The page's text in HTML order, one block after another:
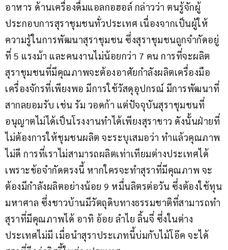
อาหาร ด้านเครื่องดื่มแอลกอฮอล์ กล่าวว่า ตนรู้จักผู้
ประกอบการสุราชุมชนทั่วประเทศ เนื่องจากเป็นผู้ให้
ความรู้ในการพัฒนาสุราชุมชน ซึ่งสุราชุมชนถูกจำกัดอยู่
ที่ 5 แรงม้า และคนงานไม่น้อยกว่า 7 คน การที่จะผลิต
สุราชุมชนที่มีคุณภาพจะต้องอาศัยกำลังผลิตเครื่องมือ
เครื่องจักรที่เพียงพอ มีการใช้วัสดุอุปกรณ์ มีการพัฒนาที่
สากลยอมรับ เช่น รัม วอดก้า แต่ปัจจุบันสุราชุมชนที่
อนุญาตไม่ได้เป็นโรงงานทำได้เพียงสุราขาว ดังนั้นฝ่ายที่
ไม่ต้องการให้ชุมชนผลิต จะระบุเสมอว่า ทำแล้วคุณภาพ
ไม่ดี การที่เราไม่สามารถผลิตเท่าเทียมต่างประเทศได้
เพราะข้อจำกัดตรงนี้ หากใครจะทำสุราที่มีคุณภาพ จะ
ต้องมีกำลังผลิตอย่างน้อย 9 หมื่นลิตรต่อวัน ซึ่งต้องใช้ทุน
มหาศาล ซึ่งชาวบ้านมีวัตถุดิบทางธรรมชาติที่สามารถทำ
สุราที่มีคุณภาพได้ อาทิ อ้อย ลำไย ลิ้นจี่ ซึ่งในต่าง
ประเทศไม่มี เมื่อนำสุราประเภทนี้บ่มกับไม้โอ๊ค จะได้